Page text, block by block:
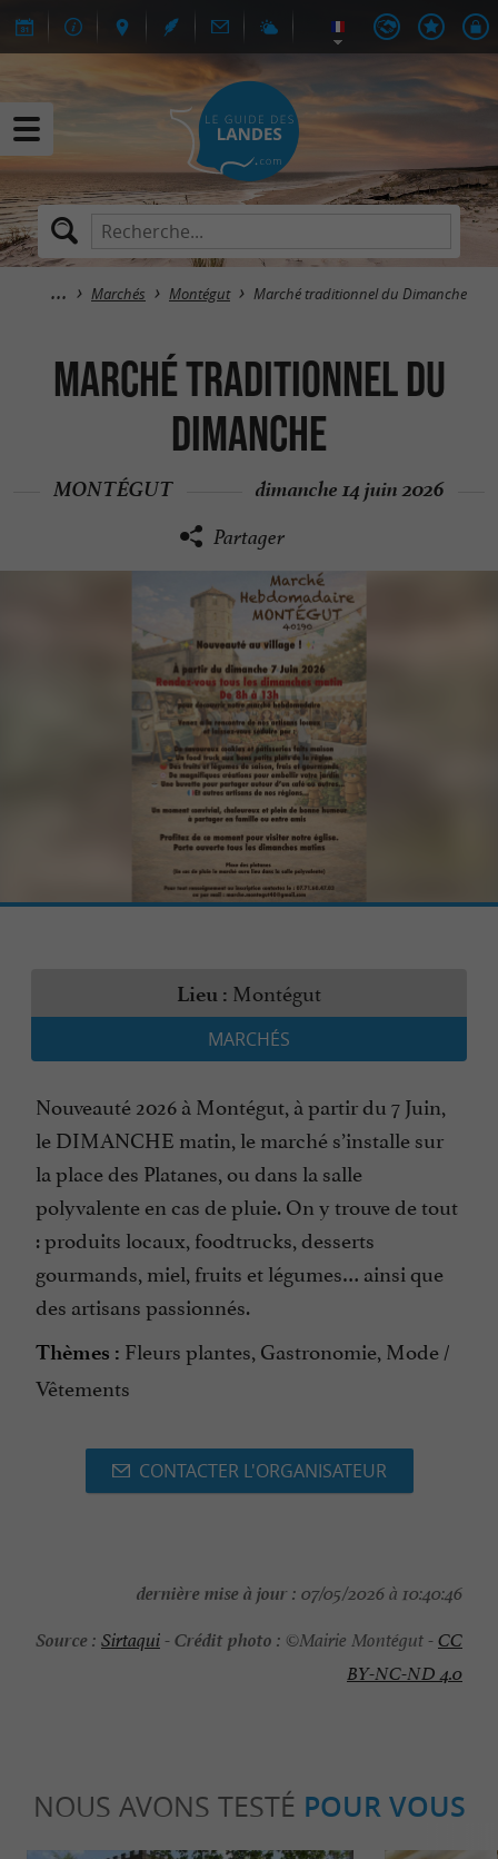
Marchés Montégut Marché traditionnel du Dimanche
Marché traditionnel du
Dimanche
MONTÉGUT dimanche 14 juin 2026
Partager
Lieu : Montégut
MARCHÉS
Nouveauté 2026 à Montégut, à partir du 7 Juin,
le DIMANCHE matin, le marché s’installe sur
la place des Platanes, ou dans la salle
polyvalente en cas de pluie. On y trouve de tout
: produits locaux, foodtrucks, desserts
gourmands, miel, fruits et légumes… ainsi que
des artisans passionnés.
Thèmes : Fleurs plantes, Gastronomie, Mode /
Vêtements
CONTACTER L'ORGANISATEUR
dernière mise à jour : 07/05/2026 à 10:40:46
Source : Sirtaqui-Crédit photo : ©Mairie Montégut -CC
BY-NC-ND 4.0
NOUS AVONS TESTÉ POUR VOUS